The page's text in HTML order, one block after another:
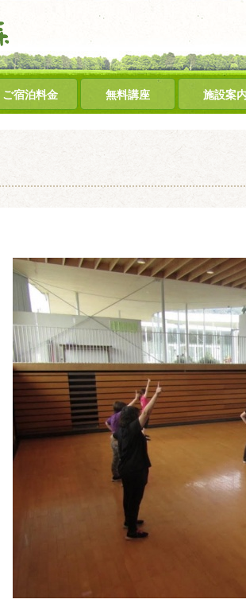
ご宿泊料金 無料講座 施設案